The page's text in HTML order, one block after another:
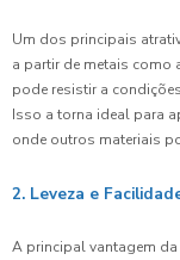
Um dos principais
a partir de metais como
pode resistir a
Isso a torna ideal para
onde outros materiais
2. Leveza e
A principal vantagem